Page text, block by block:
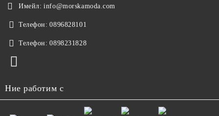
Имейл: info@morskamoda.com
Телефон: 0896828101
Телефон: 0898231828
Ние работим с